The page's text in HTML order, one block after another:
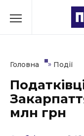
до
Культура
Освіта
Головна » Події
млн грн